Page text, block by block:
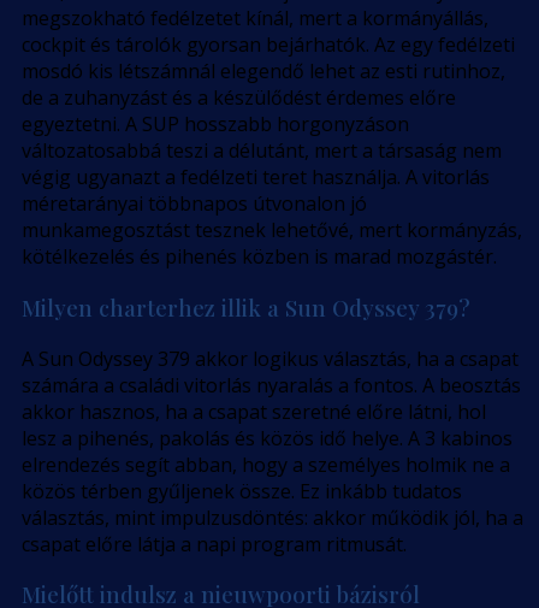
megszokható fedélzetet kínál, mert a kormányállás,
cockpit és tárolók gyorsan bejárhatók. Az egy fedélzeti
mosdó kis létszámnál elegendő lehet az esti rutinhoz,
de a zuhanyzást és a készülődést érdemes előre
egyeztetni. A SUP hosszabb horgonyzáson
változatosabbá teszi a délutánt, mert a társaság nem
végig ugyanazt a fedélzeti teret használja. A vitorlás
méretarányai többnapos útvonalon jó
munkamegosztást tesznek lehetővé, mert kormányzás,
kötélkezelés és pihenés közben is marad mozgástér.
Milyen charterhez illik a Sun Odyssey 379?
A Sun Odyssey 379 akkor logikus választás, ha a csapat
számára a családi vitorlás nyaralás a fontos. A beosztás
akkor hasznos, ha a csapat szeretné előre látni, hol
lesz a pihenés, pakolás és közös idő helye. A 3 kabinos
elrendezés segít abban, hogy a személyes holmik ne a
közös térben gyűljenek össze. Ez inkább tudatos
választás, mint impulzusdöntés: akkor működik jól, ha a
csapat előre látja a napi program ritmusát.
Mielőtt indulsz a nieuwpoorti bázisról